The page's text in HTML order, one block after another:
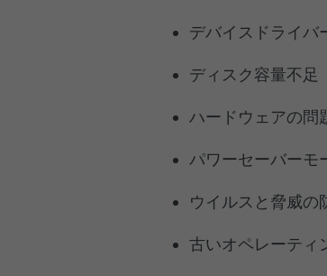
デバイスドライバ
ディスク容量不足
ハードウェアの問
パワーセーバーモ
ウイルスと脅威の
古いオペレーティ